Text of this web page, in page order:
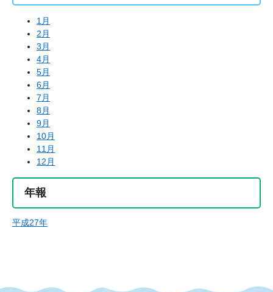
1月
2月
3月
4月
5月
6月
7月
8月
9月
10月
11月
12月
年報
平成27年